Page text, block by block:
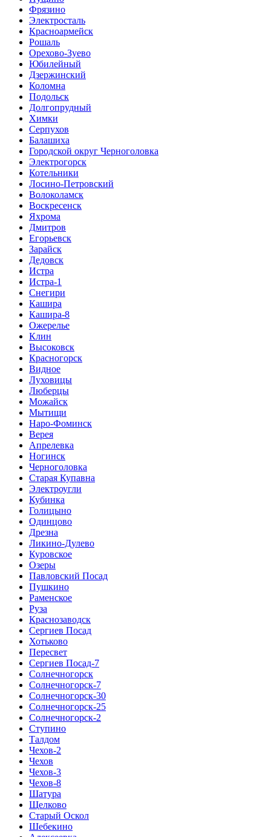
Фрязино
Электросталь
Красноармейск
Рошаль
Орехово-Зуево
Юбилейный
Дзержинский
Коломна
Подольск
Долгопрудный
Химки
Серпухов
Балашиха
Городской округ Черноголовка
Электрогорск
Котельники
Лосино-Петровский
Волоколамск
Воскресенск
Яхрома
Дмитров
Егорьевск
Зарайск
Дедовск
Истра
Истра-1
Снегири
Кашира
Кашира-8
Ожерелье
Клин
Высоковск
Красногорск
Видное
Луховицы
Люберцы
Можайск
Мытищи
Наро-Фоминск
Верея
Апрелевка
Ногинск
Черноголовка
Старая Купавна
Электроугли
Кубинка
Голицыно
Одинцово
Дрезна
Ликино-Дулево
Куровское
Озеры
Павловский Посад
Пушкино
Раменское
Руза
Краснозаводск
Сергиев Посад
Хотьково
Пересвет
Сергиев Посад-7
Солнечногорск
Солнечногорск-7
Солнечногорск-30
Солнечногорск-25
Солнечногорск-2
Ступино
Талдом
Чехов-2
Чехов
Чехов-3
Чехов-8
Шатура
Щелково
Старый Оскол
Шебекино